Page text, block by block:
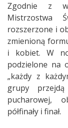
Zgodnie z
Mistrzostwa
rozszerzone i
zmienioną
i kobiet. W
podzielone na
„każdy z
grupy
pucharowej,
półfinały i finał.